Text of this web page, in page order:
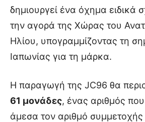
δημιουργεί ένα όχημα ειδικά
την αγορά της Χώρας του
Ηλίου, υπογραμμίζοντας τη
Ιαπωνίας για τη μάρκα.
Η παραγωγή της JC96 θα
61 μονάδες, ένας αριθμός
άμεσα τον αριθμό συμμετοχής